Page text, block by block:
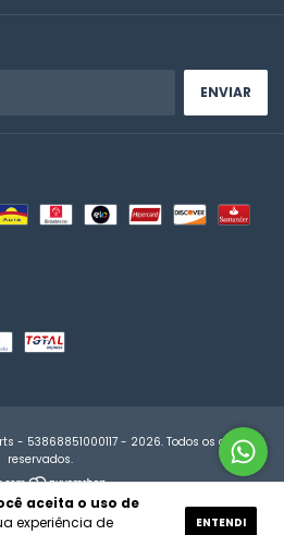
aceita o uso de
experiência de
ENTENDI
- 53868851000117 - 2026. Todos os direitos
reservados.